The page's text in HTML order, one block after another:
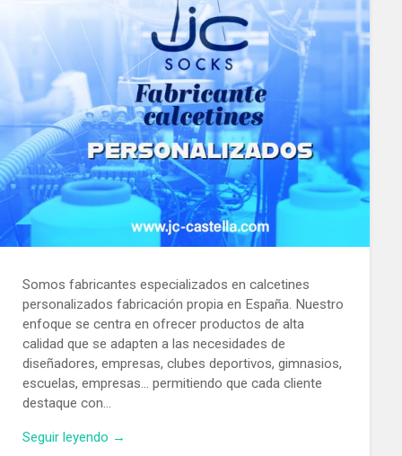
Somos fabricantes especializados en calcetines
personalizados fabricación propia en España. Nuestro
enfoque se centra en ofrecer productos de alta
calidad que se adapten a las necesidades de
diseñadores, empresas, clubes deportivos, gimnasios,
escuelas, empresas… permitiendo que cada cliente
destaque con…
Seguir leyendo →